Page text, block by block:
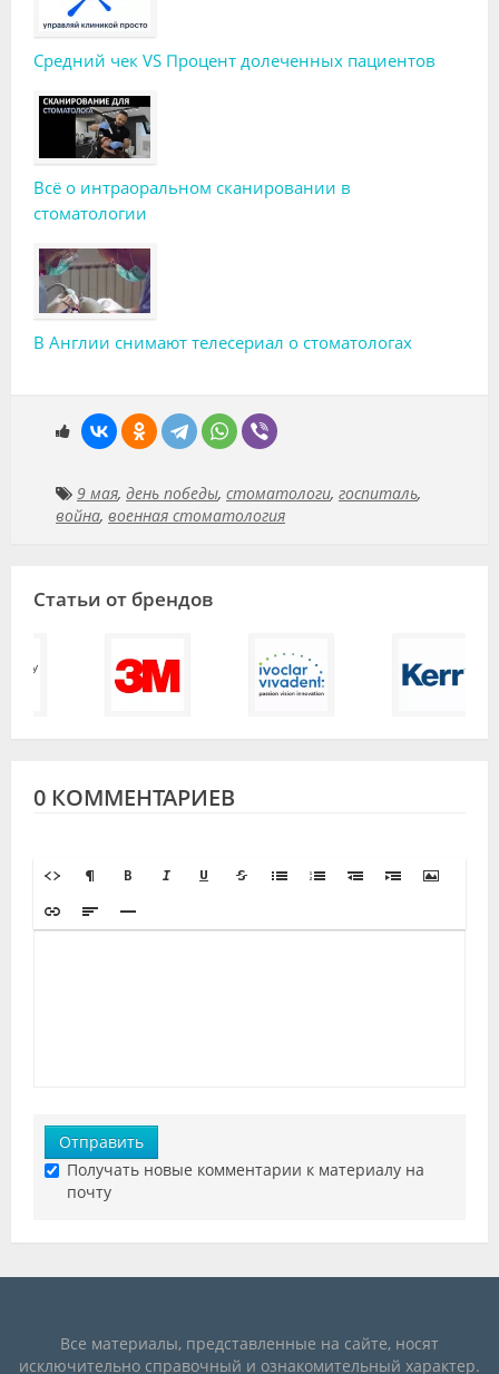
Средний чек VS Процент долеченных пациентов
Всё о интраоральном сканировании в
стоматологии
В Англии снимают телесериал о стоматологах
9 мая, день победы, стоматологи, госпиталь,
война, военная стоматология
Статьи от брендов
0 КОММЕНТАРИЕВ
Отправить
Получать новые комментарии к материалу на
почту
Все материалы, представленные на сайте, носят
исключительно справочный и ознакомительный характер.